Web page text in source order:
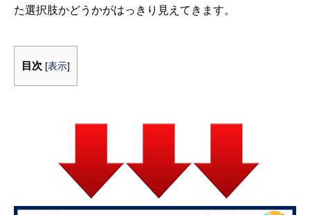
た選択肢かどうかがはっきり見えてきます。
目次 [表示]